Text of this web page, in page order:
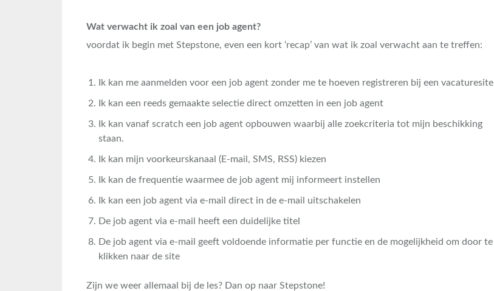
Wat verwacht ik zoal van een job agent?
voordat ik begin met Stepstone, even een kort ‘recap’ van wat ik zoal verwacht aan te treffen:
Ik kan me aanmelden voor een job agent zonder me te hoeven registreren bij een vacaturesite
Ik kan een reeds gemaakte selectie direct omzetten in een job agent
Ik kan vanaf scratch een job agent opbouwen waarbij alle zoekcriteria tot mijn beschikking
staan.
Ik kan mijn voorkeurskanaal (E-mail, SMS, RSS) kiezen
Ik kan de frequentie waarmee de job agent mij informeert instellen
Ik kan een job agent via e-mail direct in de e-mail uitschakelen
De job agent via e-mail heeft een duidelijke titel
De job agent via e-mail geeft voldoende informatie per functie en de mogelijkheid om door te
klikken naar de site
Zijn we weer allemaal bij de les? Dan op naar Stepstone!